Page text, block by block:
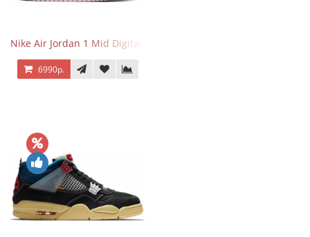
Nike Air Jordan 1 Mid Digital Pink
6990р.